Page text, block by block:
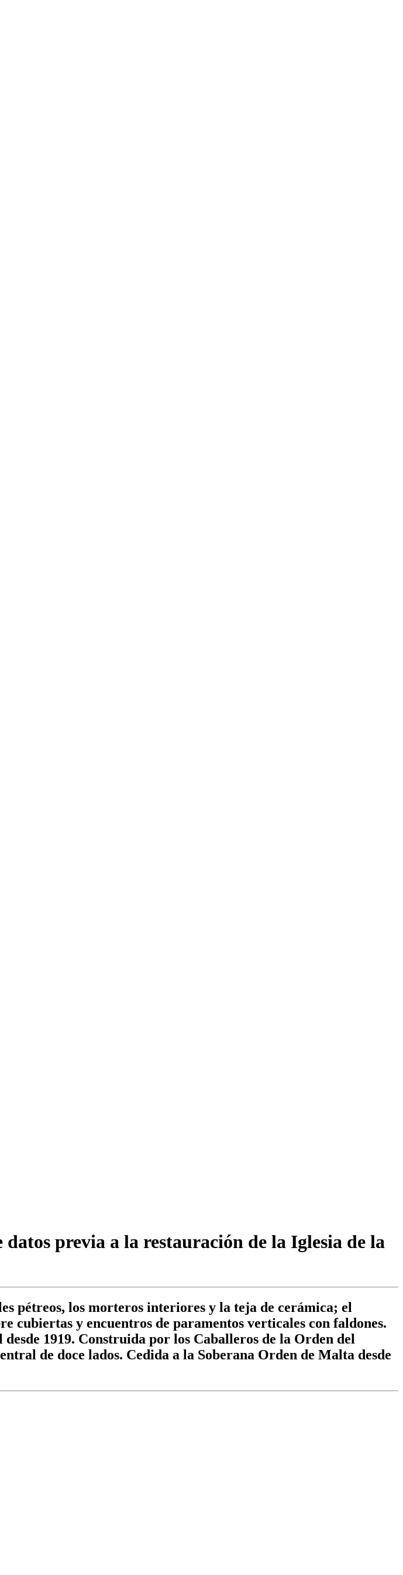
previa a la restauración de la Iglesia de la
pétreos, los morteros interiores y la teja de cerámica; el
cubiertas y encuentros de paramentos verticales con faldones.
1919. Construida por los Caballeros de la Orden del
de doce lados. Cedida a la Soberana Orden de Malta desde